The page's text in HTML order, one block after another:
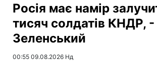
Росія має намір
тисяч солдатів КНДР, -
Зеленський
00:55 09.08.2026 Нд